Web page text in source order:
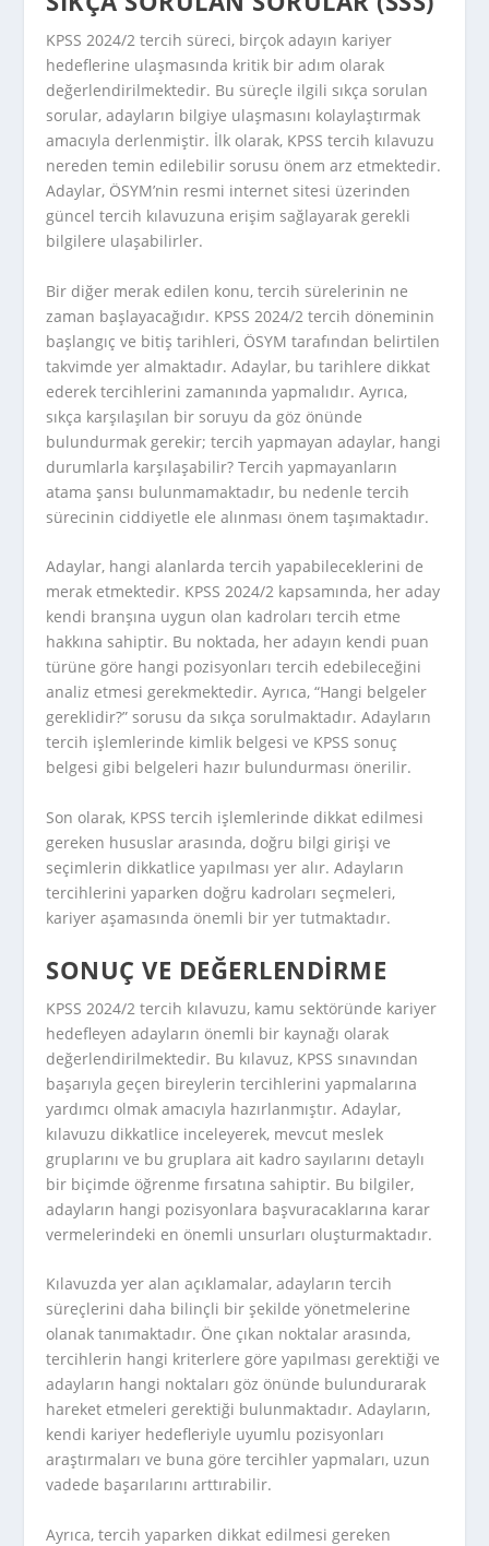
KPSS 2024/2 tercih süreci, birçok adayın kariyer
hedeflerine ulaşmasında kritik bir adım olarak
değerlendirilmektedir. Bu süreçle ilgili sıkça sorulan
sorular, adayların bilgiye ulaşmasını kolaylaştırmak
amacıyla derlenmiştir. İlk olarak, KPSS tercih kılavuzu
nereden temin edilebilir sorusu önem arz etmektedir.
Adaylar, ÖSYM’nin resmi internet sitesi üzerinden
güncel tercih kılavuzuna erişim sağlayarak gerekli
bilgilere ulaşabilirler.
Bir diğer merak edilen konu, tercih sürelerinin ne
zaman başlayacağıdır. KPSS 2024/2 tercih döneminin
başlangıç ve bitiş tarihleri, ÖSYM tarafından belirtilen
takvimde yer almaktadır. Adaylar, bu tarihlere dikkat
ederek tercihlerini zamanında yapmalıdır. Ayrıca,
sıkça karşılaşılan bir soruyu da göz önünde
bulundurmak gerekir; tercih yapmayan adaylar, hangi
durumlarla karşılaşabilir? Tercih yapmayanların
atama şansı bulunmamaktadır, bu nedenle tercih
sürecinin ciddiyetle ele alınması önem taşımaktadır.
Adaylar, hangi alanlarda tercih yapabileceklerini de
merak etmektedir. KPSS 2024/2 kapsamında, her aday
kendi branşına uygun olan kadroları tercih etme
hakkına sahiptir. Bu noktada, her adayın kendi puan
türüne göre hangi pozisyonları tercih edebileceğini
analiz etmesi gerekmektedir. Ayrıca, “Hangi belgeler
gereklidir?” sorusu da sıkça sorulmaktadır. Adayların
tercih işlemlerinde kimlik belgesi ve KPSS sonuç
belgesi gibi belgeleri hazır bulundurması önerilir.
Son olarak, KPSS tercih işlemlerinde dikkat edilmesi
gereken hususlar arasında, doğru bilgi girişi ve
seçimlerin dikkatlice yapılması yer alır. Adayların
tercihlerini yaparken doğru kadroları seçmeleri,
kariyer aşamasında önemli bir yer tutmaktadır.
SONUÇ VE DEĞERLENDIRME
KPSS 2024/2 tercih kılavuzu, kamu sektöründe kariyer
hedefleyen adayların önemli bir kaynağı olarak
değerlendirilmektedir. Bu kılavuz, KPSS sınavından
başarıyla geçen bireylerin tercihlerini yapmalarına
yardımcı olmak amacıyla hazırlanmıştır. Adaylar,
kılavuzu dikkatlice inceleyerek, mevcut meslek
gruplarını ve bu gruplara ait kadro sayılarını detaylı
bir biçimde öğrenme fırsatına sahiptir. Bu bilgiler,
adayların hangi pozisyonlara başvuracaklarına karar
vermelerindeki en önemli unsurları oluşturmaktadır.
Kılavuzda yer alan açıklamalar, adayların tercih
süreçlerini daha bilinçli bir şekilde yönetmelerine
olanak tanımaktadır. Öne çıkan noktalar arasında,
tercihlerin hangi kriterlere göre yapılması gerektiği ve
adayların hangi noktaları göz önünde bulundurarak
hareket etmeleri gerektiği bulunmaktadır. Adayların,
kendi kariyer hedefleriyle uyumlu pozisyonları
araştırmaları ve buna göre tercihler yapmaları, uzun
vadede başarılarını arttırabilir.
Ayrıca, tercih yaparken dikkat edilmesi gereken